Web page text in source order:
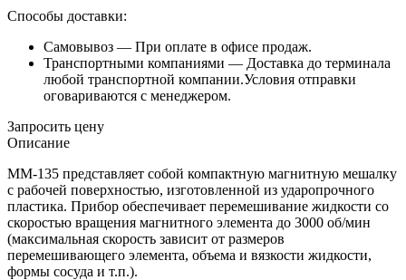
Способы доставки:
Самовывоз — При оплате в офисе продаж.
Транспортными компаниями — Доставка до терминала
любой транспортной компании.Условия отправки
оговариваются с менеджером.
Запросить цену
Описание
ММ-135 представляет собой компактную магнитную мешалку
с рабочей поверхностью, изготовленной из ударопрочного
пластика. Прибор обеспечивает перемешивание жидкости со
скоростью вращения магнитного элемента до 3000 об/мин
(максимальная скорость зависит от размеров
перемешивающего элемента, объема и вязкости жидкости,
формы сосуда и т.п.).